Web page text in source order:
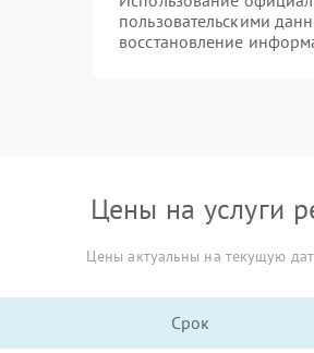
пользовательскими
восстановление
Цены на услуги
Цены актуальны на текущую
Срок